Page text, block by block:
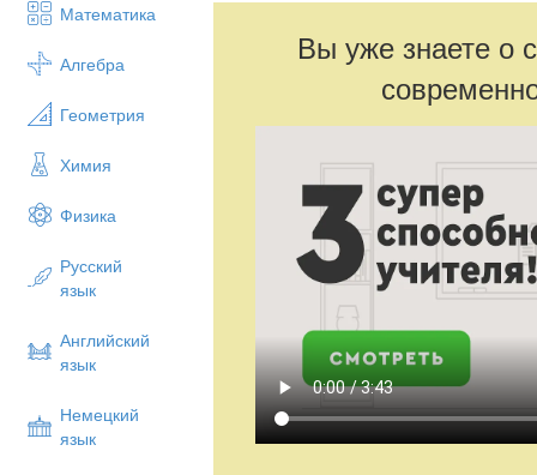
Математика
Алгебра
Геометрия
Химия
Физика
Русский
язык
Английский
язык
Немецкий
язык
Вы уже знаете о